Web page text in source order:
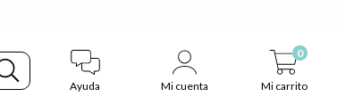
Ayuda Mi cuenta Mi carrito
0